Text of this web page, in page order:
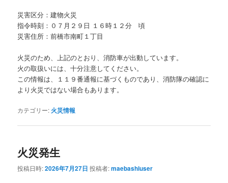
災害区分：建物火災
指令時刻：０７月２９日 １６時１２分 頃
災害住所：前橋市南町１丁目
火災のため、上記のとおり、消防車が出動しています。
火の取扱いには、十分注意してください。
この情報は、１１９番通報に基づくものであり、消防隊の確認に
より火災ではない場合もあります。
カテゴリー: 火災情報
火災発生
投稿日時:2026年7月27日 投稿者:maebashiuser